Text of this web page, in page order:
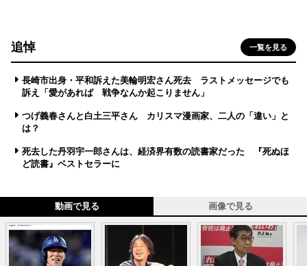
追悼 一覧を見る
長崎市出身・平和訴えた美輪明宏さん死去 ラストメッセージでも
訴え「愛があれば 戦争なんか起こりません」
つげ義春さんと白土三平さん カリスマ漫画家、二人の「違い」と
は？
死去した丹羽宇一郎さんは、経済界有数の読書家だった 『死ぬほ
ど読書』ベストセラーに
動画で見る 画像で見る